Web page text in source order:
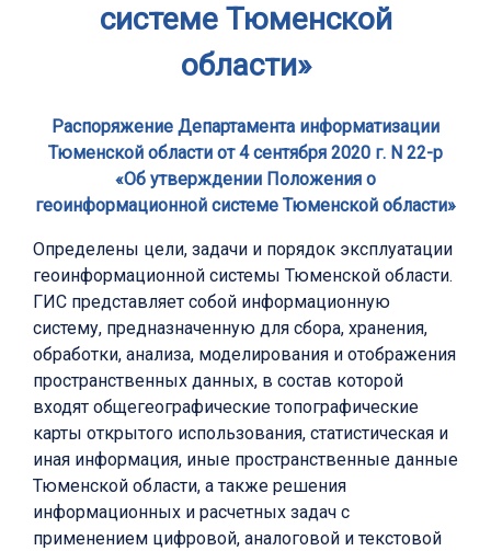
системе Тюменской
области»
Распоряжение Департамента информатизации
Тюменской области от 4 сентября 2020 г. N 22-р
«Об утверждении Положения о
геоинформационной системе Тюменской области»
Определены цели, задачи и порядок эксплуатации
геоинформационной системы Тюменской области.
ГИС представляет собой информационную
систему, предназначенную для сбора, хранения,
обработки, анализа, моделирования и отображения
пространственных данных, в состав которой
входят общегеографические топографические
карты открытого использования, статистическая и
иная информация, иные пространственные данные
Тюменской области, а также решения
информационных и расчетных задач с
применением цифровой, аналоговой и текстовой